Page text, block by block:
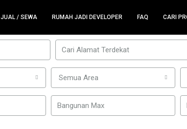
JUAL / SEWA RUMAH JADI DEVELOPER FAQ CARI
Semua Area